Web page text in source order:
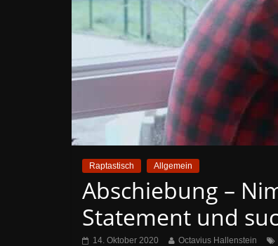
Raptastisch Allgemein
Abschiebung –
Statement und
14. Oktober 2020 Octavius Hallenstein